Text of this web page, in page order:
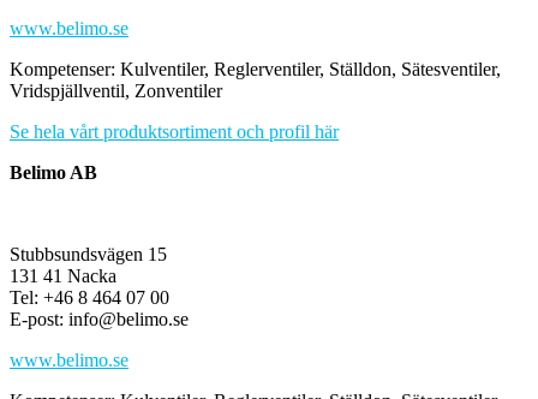
www.belimo.se
Kompetenser: Kulventiler, Reglerventiler, Ställdon, Sätesventiler,
Vridspjällventil, Zonventiler
Se hela vårt produktsortiment och profil här
Belimo AB
Stubbsundsvägen 15
131 41 Nacka
Tel: +46 8 464 07 00
E-post: info@belimo.se
www.belimo.se